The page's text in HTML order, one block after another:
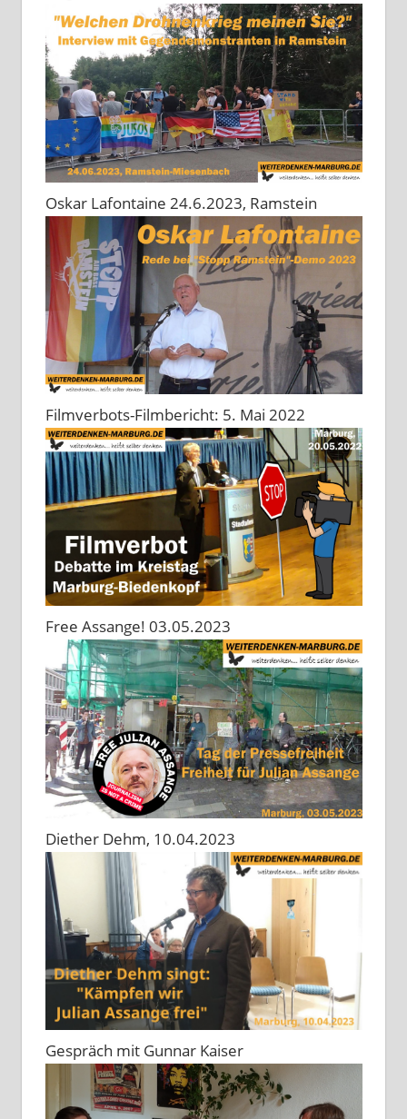
Oskar Lafontaine 24.6.2023, Ramstein
Filmverbots-Filmbericht: 5. Mai 2022
Free Assange! 03.05.2023
Diether Dehm, 10.04.2023
Gespräch mit Gunnar Kaiser